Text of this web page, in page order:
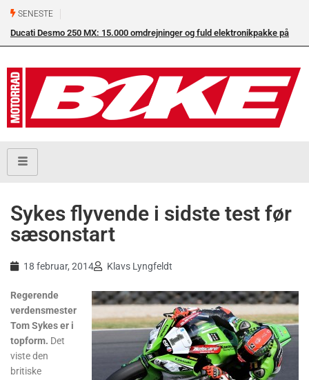
SENESTE
Ducati Desmo 250 MX: 15.000 omdrejninger og fuld elektronikpakke på
Sykes flyvende i sidste test før
sæsonstart
18 februar, 2014 Klavs Lyngfeldt
Regerende
verdensmester
Tom Sykes er i
topform. Det
viste den
britiske